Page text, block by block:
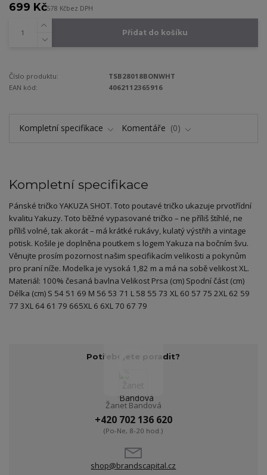
699 Kč578 Kčbez DPH
Přidat do košíku
Číslo produktu:
TSB28018BONWHT
EAN kód:
4062112365916
Kompletní specifikace Komentáře 0
Kompletní specifikace
Pánské tričko YAKUZA SHOT. Toto poutavé tričko ukazuje prvotřídní
kvalitu Yakuzy. Toto běžné vypasované tričko – ne příliš štíhlé, ne
příliš volné, tak akorát – má krátké rukávy, kulatý výstřih a vintage
potisk. Košile je doplněna poutkem s logem Yakuza na bočním švu.
Věnujte prosím pozornost našim specifikacím velikosti a pokynům
pro praní níže. Modelka je vysoká 1,82 m a má na sobě velikost XL.
Materiál: 100% česaná bavlna Velikost Prsa (cm) Spodní část (cm)
Délka (cm) S 54 51 69 M 56 53 71 L 58 55 73 XL 60 57 75 2XL 62 59
77 3XL 64 61 79 665XL 6 6XL 70 67 79
Potřebujete poradit?
Žanet Bandová
+420 702 136 620
(Po-Ne, 8-20 hod.)
shop@brandscapital.cz